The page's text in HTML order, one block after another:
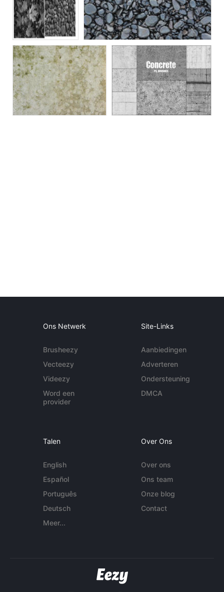
Ons Netwerk
Brusheezy
Vecteezy
Videezy
Word een
provider
Site-Links
Aanbiedingen
Adverteren
Ondersteuning
DMCA
Talen
English
Español
Português
Deutsch
Meer...
Over Ons
Over ons
Ons team
Onze blog
Contact